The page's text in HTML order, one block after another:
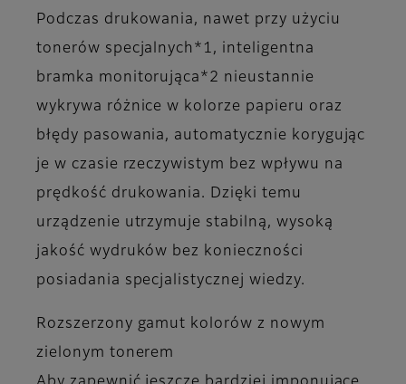
Podczas drukowania, nawet przy użyciu
tonerów specjalnych*1, inteligentna
bramka monitorująca*2 nieustannie
wykrywa różnice w kolorze papieru oraz
błędy pasowania, automatycznie korygując
je w czasie rzeczywistym bez wpływu na
prędkość drukowania. Dzięki temu
urządzenie utrzymuje stabilną, wysoką
jakość wydruków bez konieczności
posiadania specjalistycznej wiedzy.
Rozszerzony gamut kolorów z nowym
zielonym tonerem